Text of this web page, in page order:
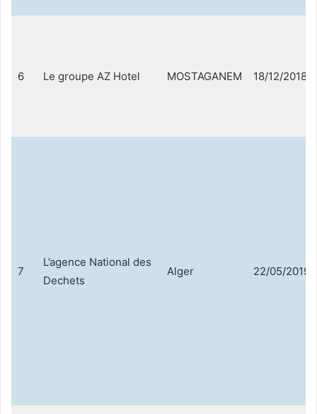
6 Le groupe AZ Hotel MOSTAGANEM 18/12/2018
7
L’agence National des
Dechets
Alger 22/05/2019